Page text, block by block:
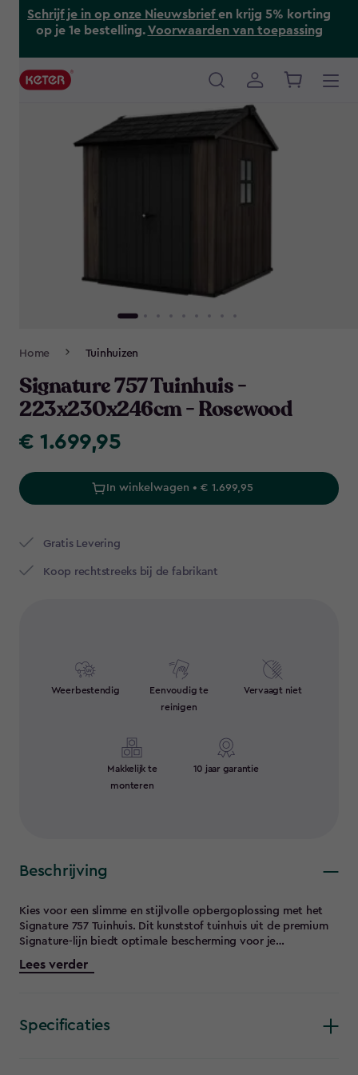
Schrijf je in op onze Nieuwsbriefen krijg 5% korting
op je 1e bestelling.Voorwaarden van toepassing
Main
Home Tuinhuizen
Signature 757 Tuinhuis -
223x230x246cm - Rosewood
€
€ 1.699,95
In winkelwagen • € 1.699,95
Gratis Levering​
Koop rechtstreeks bij de fabrikant
Weerbestendig
Eenvoudig te
reinigen
Vervaagt niet
Makkelijk te
monteren
10 jaar garantie
Beschrijving
Kies voor een slimme en stijlvolle opbergoplossing met het
Signature 757 Tuinhuis. Dit kunststof tuinhuis uit de premium
Signature-lijn biedt optimale bescherming voor je
tuinmeubelen, gereedschap en andere spullen – het hele jaar
door. Dankzij de hoogwaardige materialen hoef je je geen
Signature 757? Jij bepaalt zelf de indeling! Kies of je een smal
en diep tuinhuis wil – perfect voor lange objecten zoals
Lees verder
Specificaties